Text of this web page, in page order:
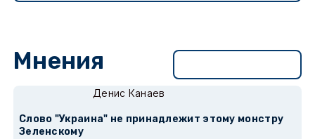
Мнения
Денис Канаев
Слово "Украина" не принадлежит этому монстру
Зеленскому